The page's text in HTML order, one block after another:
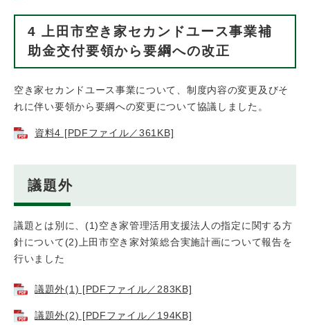
4 上田市空き家セカンドユース事業補
助金交付要領から要綱への改正
空き家セカンドユース事業について、制度内容の変更及びそ
れに伴い要領から要綱への変更について協議しました。
資料4 [PDFファイル／361KB]
議題外
議題とは別に、(1)空き家管理活用支援法人の指定に関する方
針について(2)上田市空き家対策総合実施計画について報告を
行いました
議題外(1) [PDFファイル／283KB]
議題外(2) [PDFファイル／194KB]